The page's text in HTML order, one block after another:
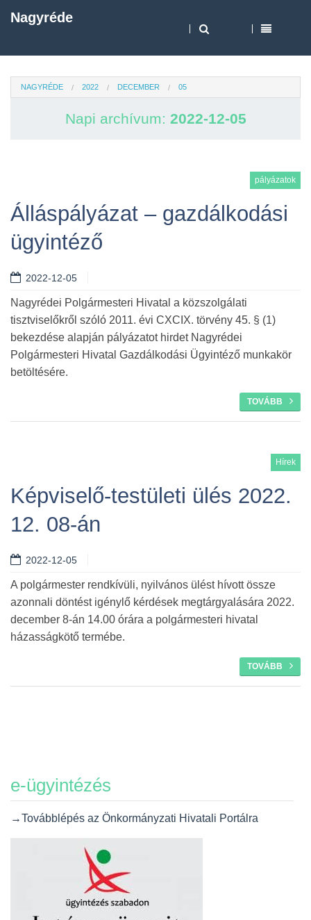
Nagyréde
NAGYRÉDE 2022 DECEMBER 05
Napi archívum: 2022-12-05
pályázatok
Álláspályázat – gazdálkodási
ügyintéző
2022-12-05
Nagyrédei Polgármesteri Hivatal a közszolgálati
tisztviselőkről szóló 2011. évi CXCIX. törvény 45. § (1)
bekezdése alapján pályázatot hirdet Nagyrédei
Polgármesteri Hivatal Gazdálkodási Ügyintéző munkakör
betöltésére.
TOVÁBB
Hírek
Képviselő-testületi ülés 2022.
12. 08-án
2022-12-05
A polgármester rendkívüli, nyilvános ülést hívott össze
azonnali döntést igénylő kérdések megtárgyalására 2022.
december 8-án 14.00 órára a polgármesteri hivatal
házasságkötő termébe.
TOVÁBB
e-ügyintézés
→Továbblépés az Önkormányzati Hivatali Portálra